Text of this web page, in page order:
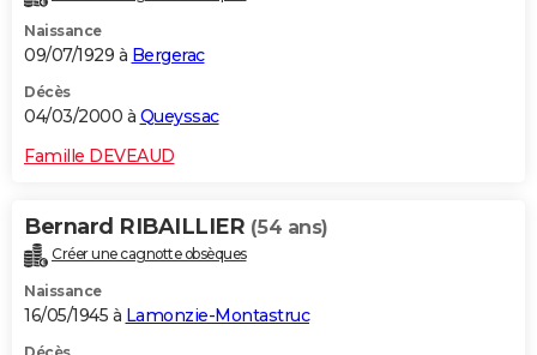
Naissance
09/07/1929 à Bergerac
Décès
04/03/2000 à Queyssac
Famille DEVEAUD
Bernard RIBAILLIER (54 ans)
Créer une cagnotte obsèques
Naissance
16/05/1945 à Lamonzie-Montastruc
Décès